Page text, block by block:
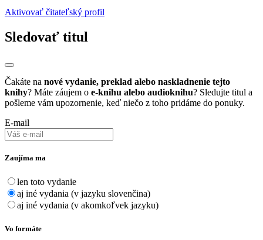
Aktivovať čitateľský profil
Sledovať titul
Čakáte na nové vydanie, preklad alebo naskladnenie tejto
knihy? Máte záujem o e-knihu alebo audioknihu? Sledujte titul a
pošleme vám upozornenie, keď niečo z toho pridáme do ponuky.
E-mail
Zaujíma ma
len toto vydanie
aj iné vydania (v jazyku slovenčina)
aj iné vydania (v akomkoľvek jazyku)
Vo formáte